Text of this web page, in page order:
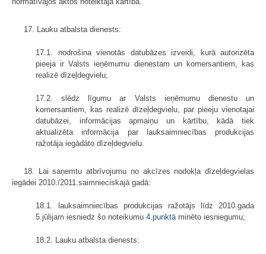
17. Lauku atbalsta dienests:
17.1. nodrošina vienotās datubāzes izveidi, kurā autorizēta
pieeja ir Valsts ieņēmumu dienestam un komersantiem, kas
realizē dīzeļdegvielu;
17.2. slēdz līgumu ar Valsts ieņēmumu dienestu un
komersantiem, kas realizē dīzeļdegvielu, par pieeju vienotajai
datubāzei, informācijas apmaiņu un kārtību, kādā tiek
aktualizēta informācija par lauksaimniecības produkcijas
ražotāja iegādāto dīzeļdegvielu.
18. Lai saņemtu atbrīvojumu no akcīzes nodokļa dīzeļdegvielas
iegādei 2010./2011.saimnieciskajā gadā:
18.1. lauksaimniecības produkcijas ražotājs līdz 2010.gada
5.jūlijam iesniedz šo noteikumu 4.punktā minēto iesniegumu;
18.2. Lauku atbalsta dienests: